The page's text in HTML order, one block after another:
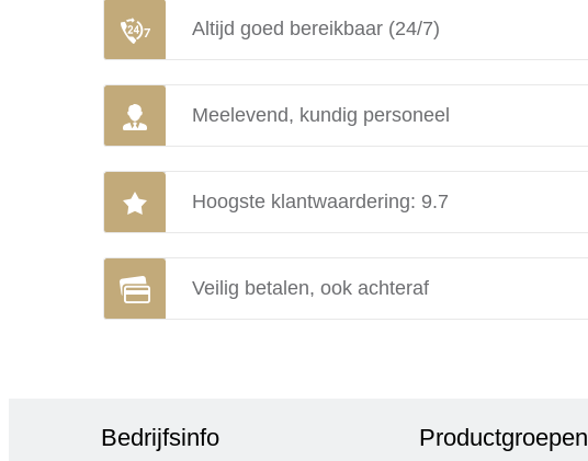
Altijd goed bereikbaar (24/7)
Meelevend, kundig personeel
Hoogste klantwaardering: 9.7
Veilig betalen, ook achteraf
Bedrijfsinfo Productgroepen